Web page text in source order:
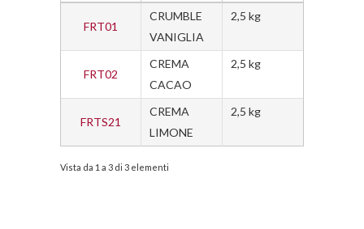
FRT01
CRUMBLE
VANIGLIA
2,5 kg
FRT02
CREMA
CACAO
2,5 kg
FRTS21
CREMA
LIMONE
2,5 kg
Vista da 1 a 3 di 3 elementi